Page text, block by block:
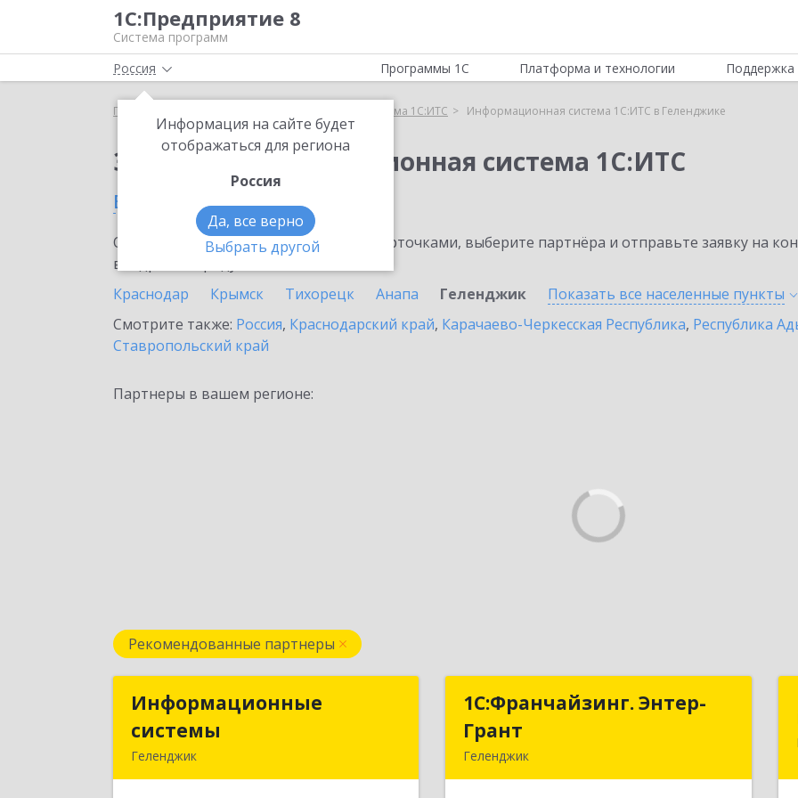
1С:Предприятие 8
Система программ
Россия
Информация на сайте будет
отображаться для региона
Россия
Да, все верно
Выбрать другой
Программы 1С Платформа и технологии Поддержка
Главная Информационная система 1С:ИТС Информационная система 1С:ИТС в Геленджике
Заказать Информационная система 1С:ИТС
в Геленджике
Ознакомьтесь с информационными карточками, выберите партнёра и отправьте заявку на
внедрение продукта.
Краснодар
Крымск Тихорецк Анапа Геленджик Показать все населенные пункты
Смотрите также: Россия, Краснодарский край, Карачаево-Черкесская Республика, Республика
Ставропольский край
Партнеры в вашем регионе:
Рекомендованные партнеры
Информационные
системы
Геленджик
Информационные
1С:Франчайзинг. Энтер-
Грант
Геленджик
1С:Франчайзинг. Энтер-